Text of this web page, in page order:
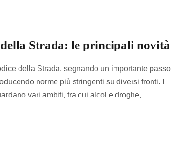
Strada: le principali novità
della Strada, segnando un importante passo
norme più stringenti su diversi fronti. I
vari ambiti, tra cui alcol e droghe,